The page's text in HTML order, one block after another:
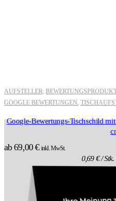
AUFSTELLER
GOOGLE BEWERTUNGEN
Google-Bewertungs-Tischschild
ab69,00€ inkl. MwSt.
0,69€/ Stk.